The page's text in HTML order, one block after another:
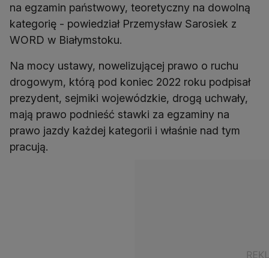
na egzamin państwowy, teoretyczny na dowolną
kategorię - powiedział Przemysław Sarosiek z
WORD w Białymstoku.
Na mocy ustawy, nowelizującej prawo o ruchu
drogowym, którą pod koniec 2022 roku podpisał
prezydent, sejmiki wojewódzkie, drogą uchwały,
mają prawo podnieść stawki za egzaminy na
prawo jazdy każdej kategorii i właśnie nad tym
pracują.